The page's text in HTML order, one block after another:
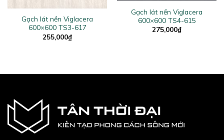
Gạch lát nền Viglacera
600×600 TS3-617
255,000₫
Gạch lát nền Viglacera
600×600 TS4-615
275,000₫